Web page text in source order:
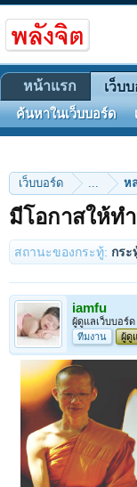
เว็บบอร์ด ... ห
มีโอกาสให้ท
สถานะของกระทู้: กระ
iamfu
ผู้ดูแลเว็บบอร์ด
ทีมงาน
ผู้ดู
หน้าแรก เว็บ
ค้นหาในเว็บบอร์ด